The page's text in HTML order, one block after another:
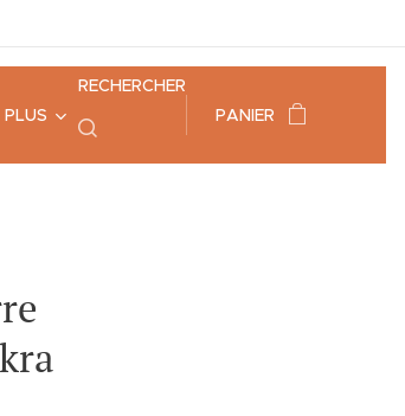
PLUS
RECHERCHER
PANIER